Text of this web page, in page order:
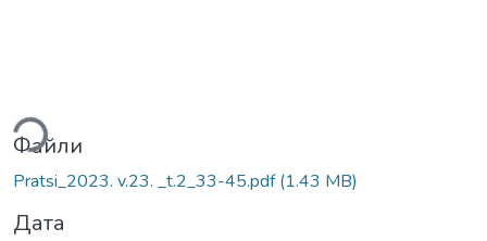
Файли
Pratsi_2023. v.23. _t.2_33-45.pdf(1.43 MB)
Дата